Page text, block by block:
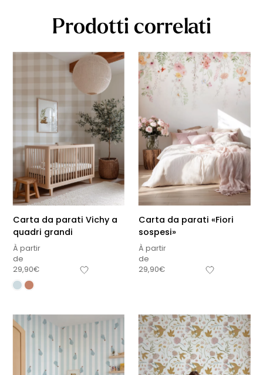
Prodotti correlati
Carta da parati Vichy a
quadri grandi
À partir
de
29,90€
Carta da parati «Fiori
sospesi»
À partir
de
29,90€